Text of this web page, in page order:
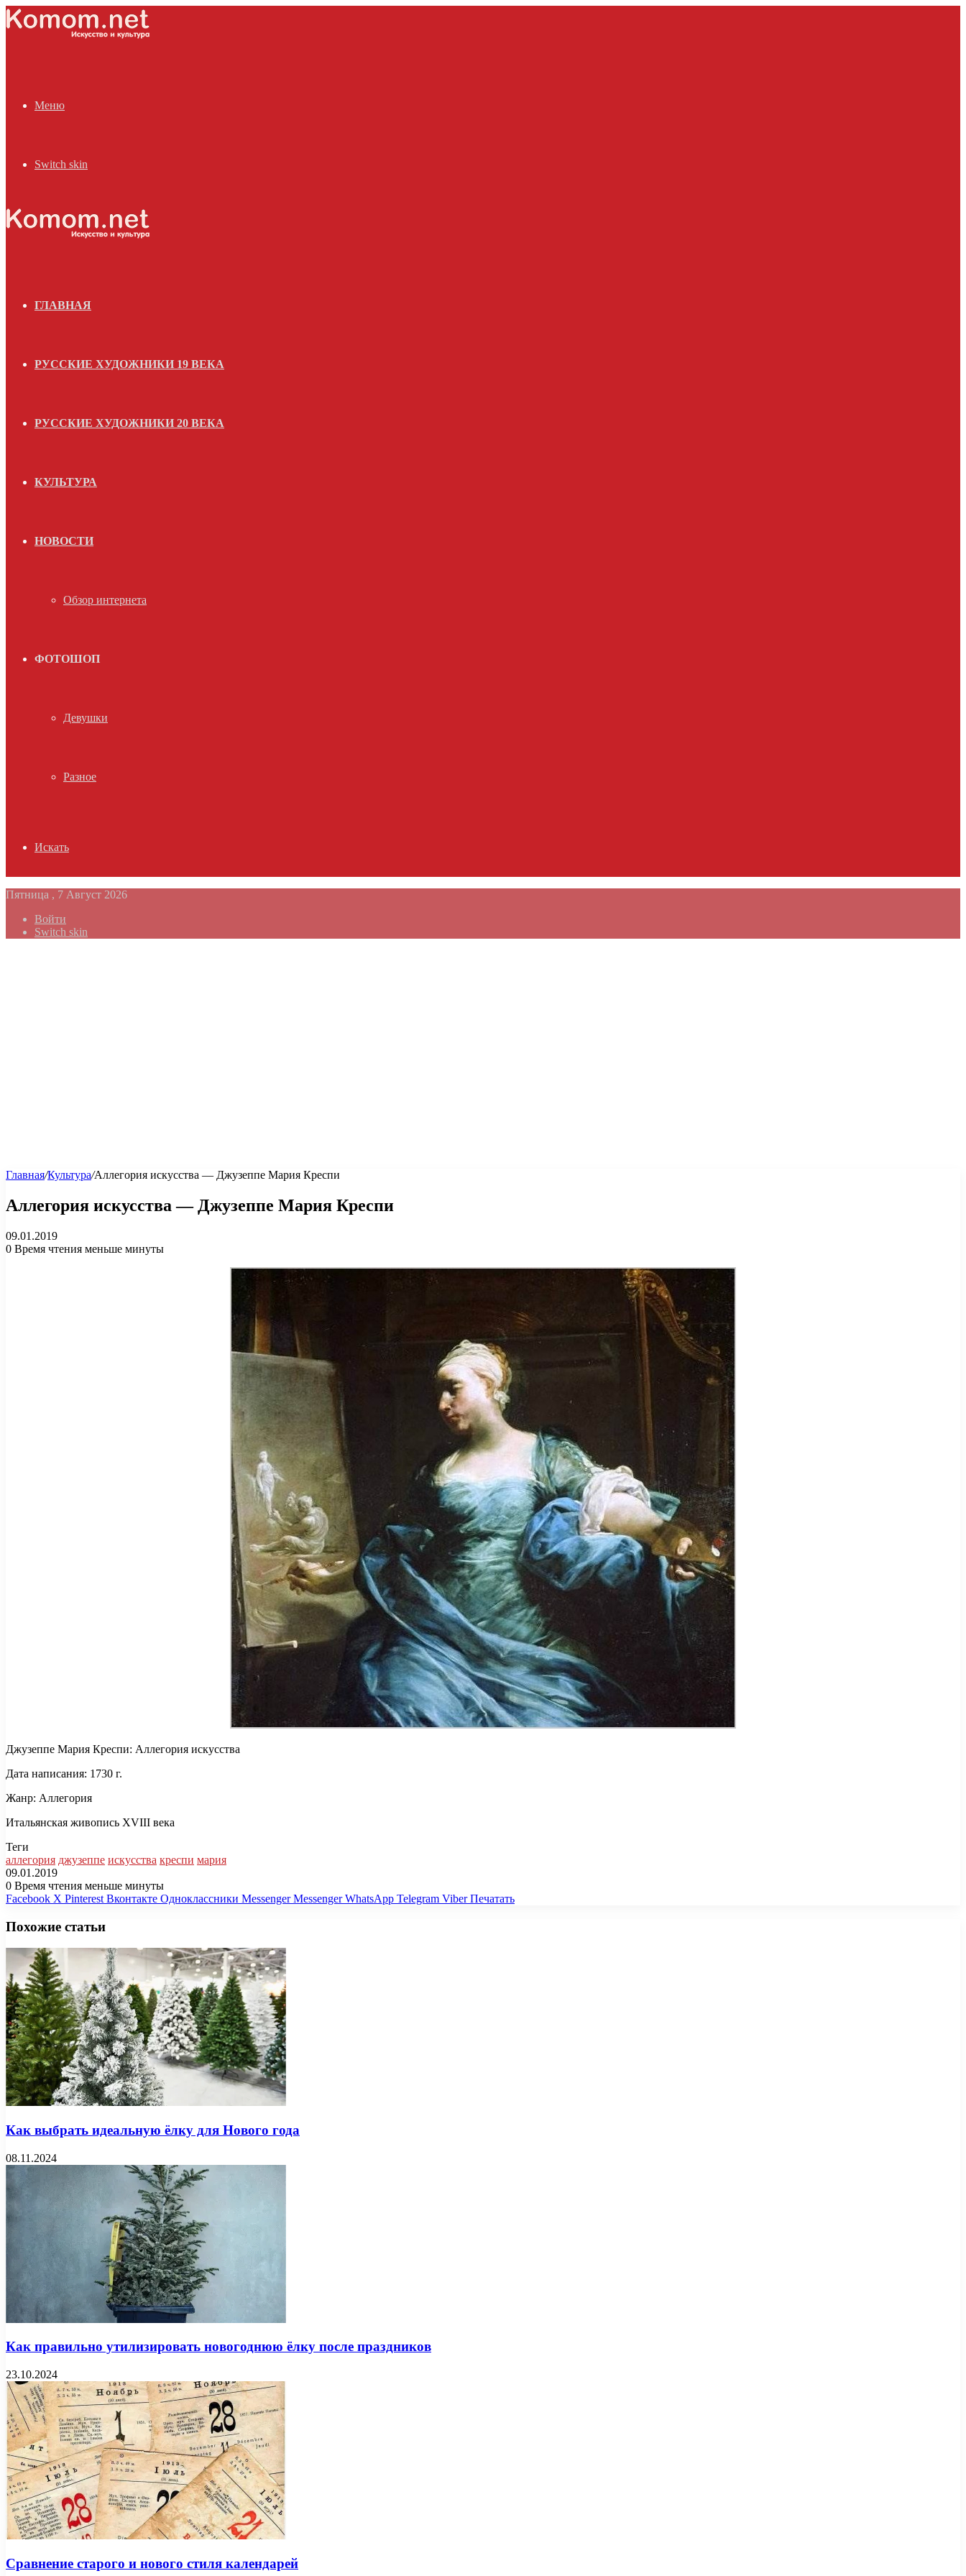
Меню
Switch skin
ГЛАВНАЯ
РУССКИЕ ХУДОЖНИКИ 19 ВЕКА
РУССКИЕ ХУДОЖНИКИ 20 ВЕКА
КУЛЬТУРА
НОВОСТИ
Обзор интернета
ФОТОШОП
Девушки
Разное
Искать
Пятница , 7 Август 2026
Войти
Switch skin
Главная/Культура/Аллегория искусства — Джузеппе Мария Креспи
Аллегория искусства — Джузеппе Мария Креспи
09.01.2019
0 Время чтения меньше минуты
Джузеппе Мария Креспи: Аллегория искусства
Дата написания: 1730 г.
Жанр: Аллегория
Итальянская живопись XVIII века
Теги
аллегория джузеппе искусства креспи мария
09.01.2019
0 Время чтения меньше минуты
Facebook X Pinterest Вконтакте Одноклассники Messenger Messenger WhatsApp Telegram Viber Печатать
Похожие статьи
Как выбрать идеальную ёлку для Нового года
08.11.2024
Как правильно утилизировать новогоднюю ёлку после праздников
23.10.2024
Сравнение старого и нового стиля календарей